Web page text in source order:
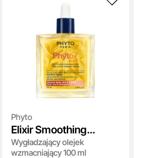
Phyto
Elixir Smoothing
Enhancing Oil
Wygładzający olejek
wzmacniający 100 ml